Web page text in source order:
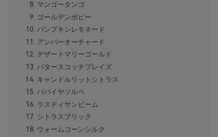
マンゴータンゴ
ゴールデンポピー
パンプキンレモネード
アンバーオーチャード
デザートマリーゴールド
バタースコッチブレイズ
キャンドルリットシトラス
パパイヤソルベ
ラスティサンビーム
シトラスブリック
ウォームコーンシルク